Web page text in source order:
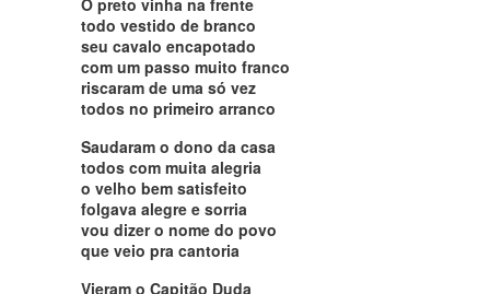
todo vestido de branco
seu cavalo encapotado
com um passo muito franco
riscaram de uma só vez
todos no primeiro arranco
Saudaram o dono da casa
todos com muita alegria
o velho bem satisfeito
folgava alegre e sorria
vou dizer o nome do povo
que veio pra cantoria
Vieram o Capitão Duda